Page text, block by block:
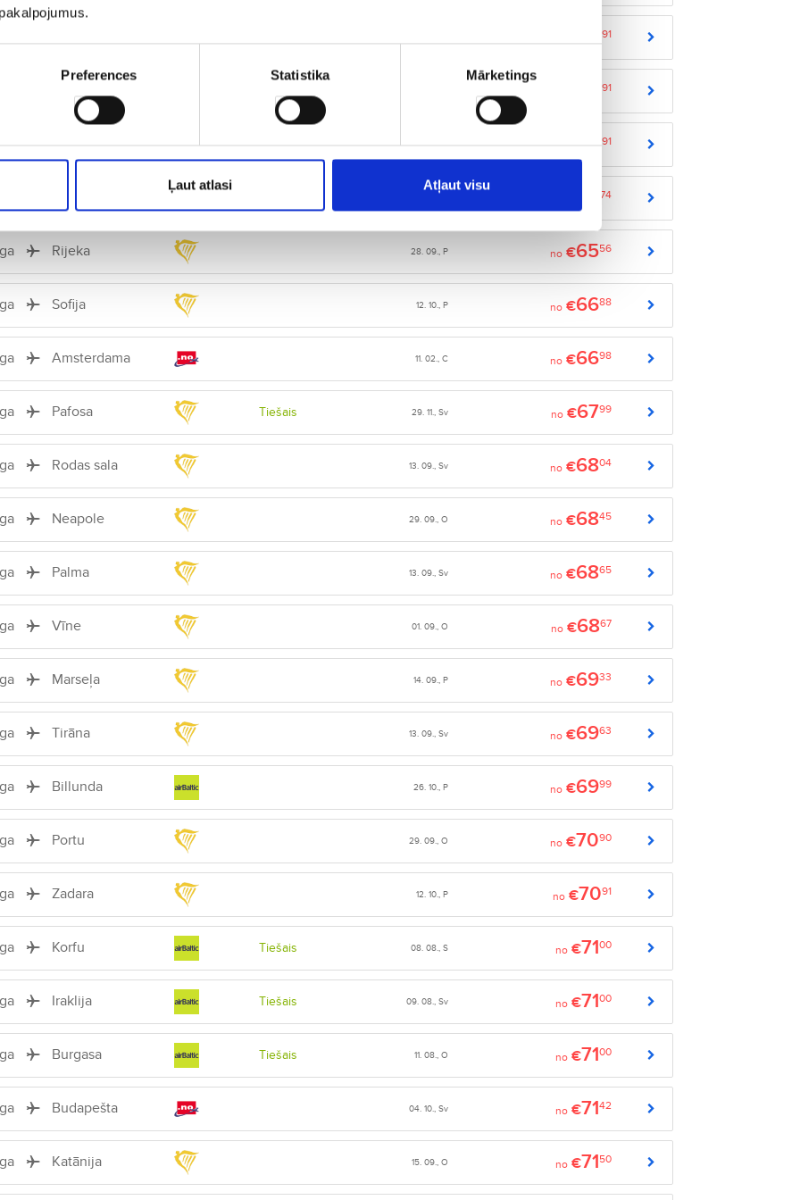
Preferences Statistika Mārketings
Ļaut atlasi Atļaut visu
no €6391
91
Malaga Tiešais 10. 01., Sv no €6391
74
Rijeka 28. 09., P no €6556
Sofija 12. 10., P no €6688
Amsterdama 11. 02., C no €6698
Pafosa Tiešais 29. 11., Sv no €6799
Rodas sala 13. 09., Sv no €6804
Neapole 29. 09., O no €6845
Palma 13. 09., Sv no €6865
Vīne 01. 09., O no €6867
Marseļa 14. 09., P no €6933
Tirāna 13. 09., Sv no €6963
Billunda 26. 10., P no €6999
Portu 29. 09., O no €7090
Zadara 12. 10., P no €7091
Korfu Tiešais 08. 08., S no €7100
Iraklija Tiešais 09. 08., Sv no €7100
Burgasa Tiešais 11. 08., O no €7100
Budapešta 04. 10., Sv no €7142
Katānija 15. 09., O no €7150